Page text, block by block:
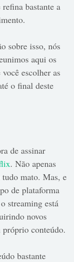
bastante a
sobre isso, nós
aqui os
escolher as
o final deste
de assinar
. Não apenas
mato. Mas, e
de plataforma
streaming está
novos
conteúdo.
bastante